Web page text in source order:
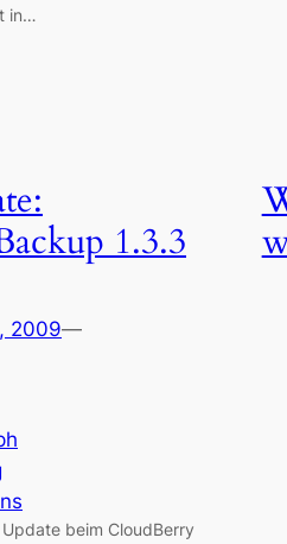
in…
1.3.3
2009—
beim CloudBerry